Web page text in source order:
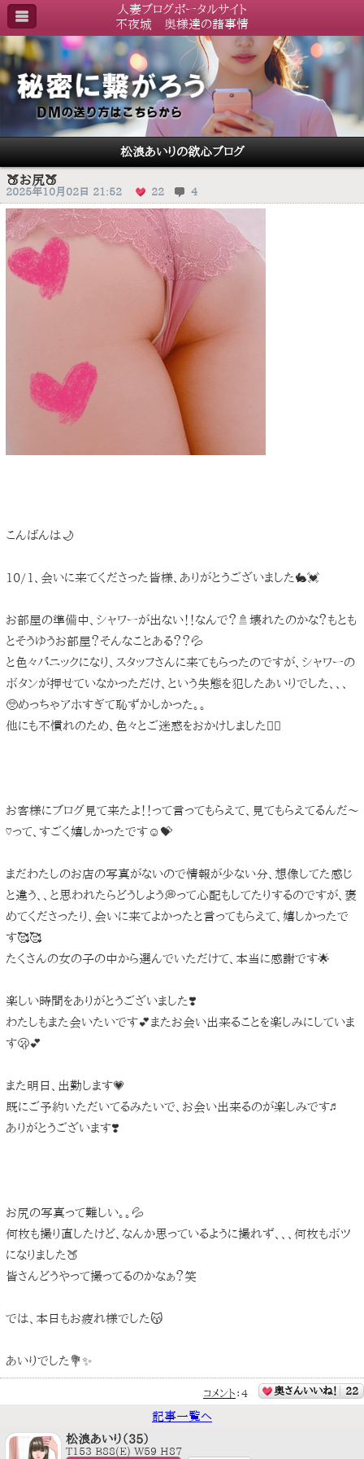
人妻ブログポータルサイト
不夜城 奥様達の諸事情
松浪あいりの欲心ブログ
🍑お尻🍑
2025年10月02日 21:52 22 4
こんばんは🌙
10/1、会いに来てくださった皆様、ありがとうございました🐇💓
お部屋の準備中、シャワーが出ない！！なんで？🚿壊れたのかな？もとも
とそうゆうお部屋？そんなことある？？💦
と色々パニックになり、スタッフさんに来てもらったのですが、シャワーの
ボタンが押せていなかっただけ、という失態を犯したあいりでした、、、
🥺めっちゃアホすぎて恥ずかしかった。。
他にも不慣れのため、色々とご迷惑をおかけしました🙇‍♀️
お客様にブログ見て来たよ！！って言ってもらえて、見てもらえてるんだ〜
♡って、すごく嬉しかったです☺️💝
まだわたしのお店の写真がないので情報が少ない分、想像してた感じ
と違う、、と思われたらどうしよう💭って心配もしてたりするのですが、褒
めてくださったり、会いに来てよかったと言ってもらえて、嬉しかったで
す🥰🥰
たくさんの女の子の中から選んでいただけて、本当に感謝です🌟
楽しい時間をありがとうございました❣️
わたしもまた会いたいです💕またお会い出来ることを楽しみにしていま
す🫢💕
また明日、出勤します💗
既にご予約いただいてるみたいで、お会い出来るのが楽しみです♬
ありがとうございます❣️
お尻の写真って難しい。。💦
何枚も撮り直したけど、なんか思っているように撮れず、、、何枚もボツ
になりました🍑
皆さんどうやって撮ってるのかなぁ？笑
では、本日もお疲れ様でした😽
あいりでした💐✨
コメント ： 4 奥さんいいね！ 22
記事一覧へ
松浪あいり（35）
T153 B88(E) W59 H87